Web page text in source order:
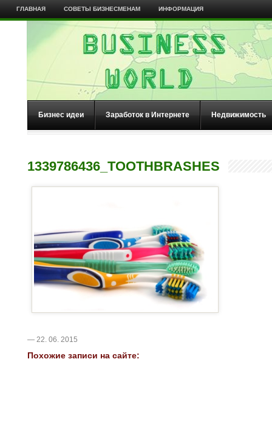
ГЛАВНАЯ СОВЕТЫ БИЗНЕСМЕНАМ ИНФОРМАЦИЯ
Бизнес идеи Заработок в Интернете Недвижимость
1339786436_TOOTHBRASHES
— 22. 06. 2015
Похожие записи на сайте: